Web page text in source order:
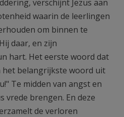
verschijnt Jezus aan
waarin de leerlingen
om binnen te
daar, en zijn
hart. Het eerste woord dat
het belangrijkste woord uit
Te midden van angst en
vrede brengen. En deze
de verloren